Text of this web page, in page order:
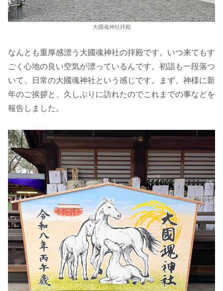
大國魂神社拝殿
なんとも重厚感漂う大國魂神社の拝殿です。いつ来てもす
ごく心地の良い空気が漂っているんです。初詣も一段落つ
いて、日常の大國魂神社という感じです。まず、神様に新
年のご挨拶と、久しぶりに訪れたのでこれまでの事などを
報告しました。